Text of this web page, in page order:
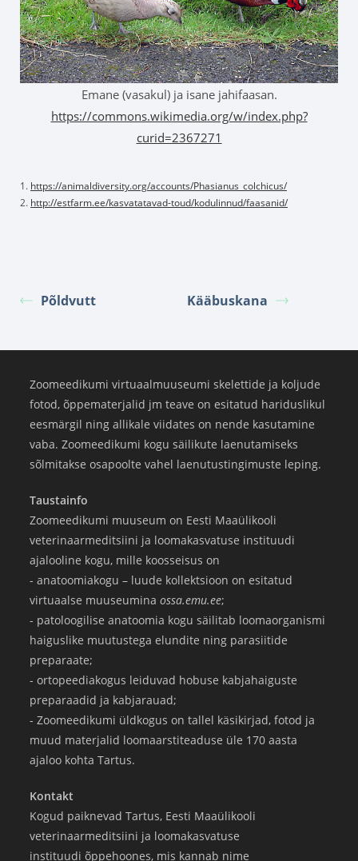
Emane (vasakul) ja isane jahifaasan.
https://commons.wikimedia.org/w/index.php?
curid=2367271
1. https://animaldiversity.org/accounts/Phasianus_colchicus/
2. http://estfarm.ee/kasvatatavad-toud/kodulinnud/faasanid/
Põldvutt Kääbuskana
Zoomeedikumi virtuaalmuuseumi skelettide ja koljude
fotod, õppematerjalid jm teave on esitatud hariduslikul
eesmärgil ning allikale viidates on nende kasutamine
vaba. Zoomeedikumi kogu säilikute laenutamiseks
sõlmitakse osapoolte vahel laenutustingimuste leping.
Taustainfo
Zoomeedikumi muuseum on Eesti Maaülikooli
veterinaarmeditsiini ja loomakasvatuse instituudi
ajalooline kogu, mille koosseisus on
- anatoomiakogu – luude kollektsioon on esitatud
virtuaalse muuseuminaossa.emu.ee;
- patoloogilise anatoomia kogu säilitab loomaorganismi
haiguslike muutustega elundite ning parasiitide
preparaate;
- ortopeediakogus leiduvad hobuse kabjahaiguste
preparaadid ja kabjarauad;
- Zoomeedikumi üldkogus on tallel käsikirjad, fotod ja
muud materjalid loomaarstiteaduse üle 170 aasta
ajaloo kohta Tartus.
Kontakt
Kogud paiknevad Tartus, Eesti Maaülikooli
veterinaarmeditsiini ja loomakasvatuse
instituudi õppehoones, mis kannab nime